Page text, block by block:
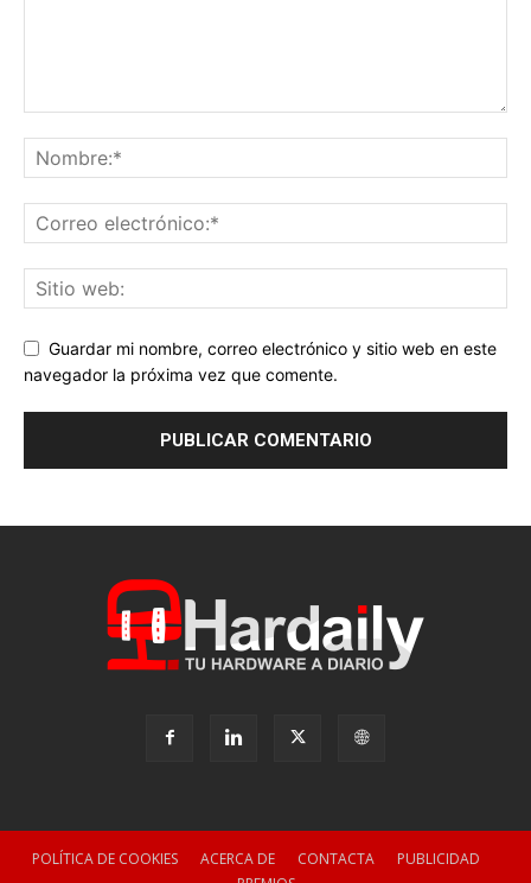
Guardar mi nombre, correo electrónico y sitio web en este
navegador la próxima vez que comente.
POLÍTICA DE COOKIES ACERCA DE CONTACTA
PUBLICIDAD